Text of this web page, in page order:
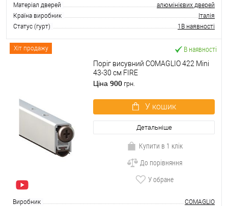
Матеріал дверей
алюмінієвих дверей
Країна виробник
Італія
Статус (гурт)
1В наявності
Хіт продажу В наявності
Поріг висувний COMAGLIO 422 Mini
43-30 cм FIRE
Ціна 900 грн.
У кошик
Детальніше
Купити в 1 клік
До порівняння
У обране
Виробник
COMAGLIO